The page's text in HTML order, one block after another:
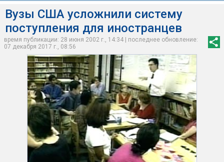
Вузы США усложнили систему
поступления для иностранцев
время публикации: 28 июня 2002 г., 14:34 | последнее обновление:
07 декабря 2017 г., 08:56